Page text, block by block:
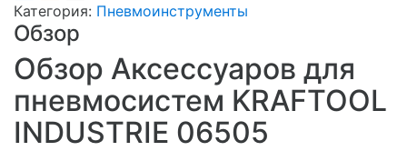
Категория: Пневмоинструменты
Обзор
Обзор Аксессуаров для
пневмосистем KRAFTOOL
INDUSTRIE 06505